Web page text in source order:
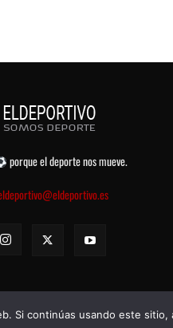
porque el deporte nos mueve.
Si continúas usando este